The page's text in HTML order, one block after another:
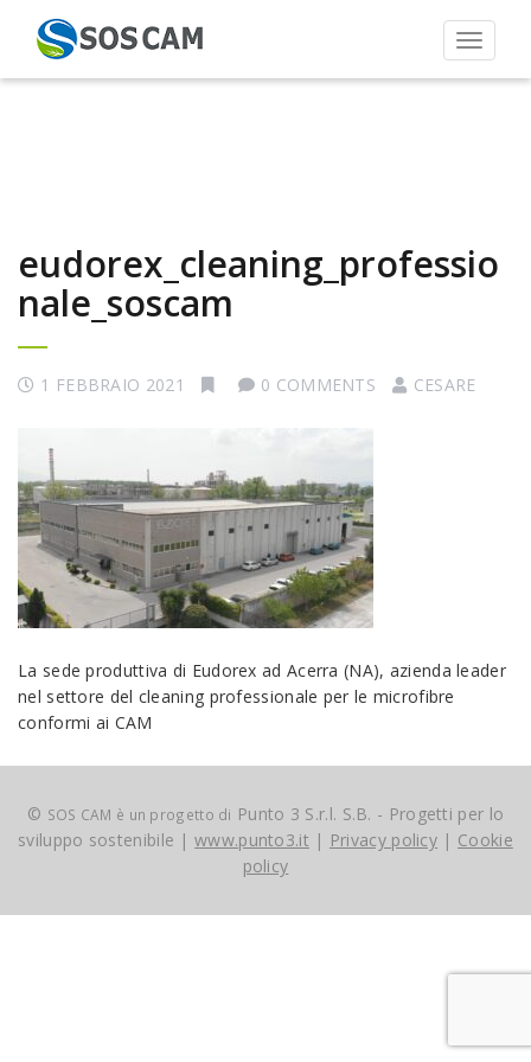
Toggle
eudorex_cleaning_professio
nale_soscam
1 FEBBRAIO 2021 0 COMMENTS CESARE
La sede produttiva di Eudorex ad Acerra (NA), azienda leader
nel settore del cleaning professionale per le microfibre
conformi ai CAM
© SOS CAM è un progetto di Punto 3 S.r.l. S.B. - Progetti per lo
sviluppo sostenibile |www.punto3.it | Privacy policy | Cookie
policy